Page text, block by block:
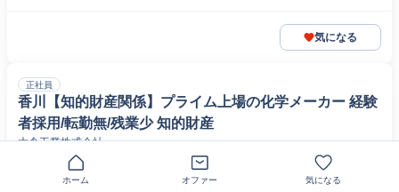
気になる
正社員
香川【知的財産関係】プライム上場の化学メーカー 経験
者採用/転勤無/残業少 知的財産
大倉工業株式会社
当社の知的財産を最前線で守り、競争力を高めるための戦略を一緒
に考えてくれる方を募集していま...
ホーム オファー 気になる